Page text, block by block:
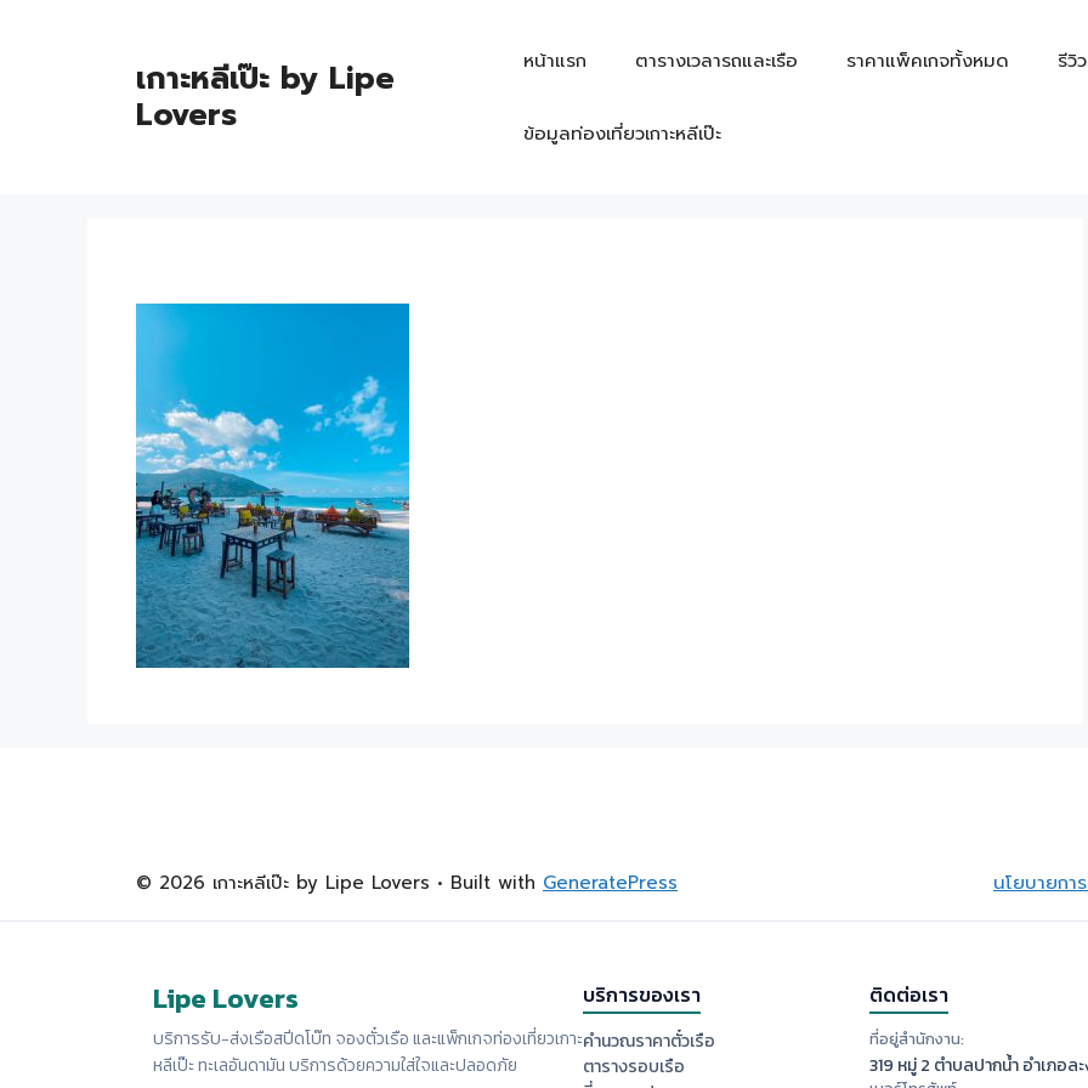
เกาะหลีเป๊ะ by Lipe
Lovers
หน้าแรก ตารางเวลารถและเรือ ราคาแพ็คเกจทั้งหมด รีวิ
ข้อมูลท่องเที่ยวเกาะหลีเป๊ะ
นโยบายกา
© 2026 เกาะหลีเป๊ะ by Lipe Lovers • Built with GeneratePress
Lipe Lovers
บริการรับ-ส่งเรือสปีดโบ๊ท จองตั๋วเรือ และแพ็กเกจท่องเที่ยวเกาะ
หลีเป๊ะ ทะเลอันดามัน บริการด้วยความใส่ใจและปลอดภัย
บริการของเรา
คำนวณราคาตั๋วเรือ
ตารางรอบเรือ
ติดต่อเรา
ที่อยู่สำนักงาน:
319 หมู่ 2 ตำบลปากน้ำ อำเภอล